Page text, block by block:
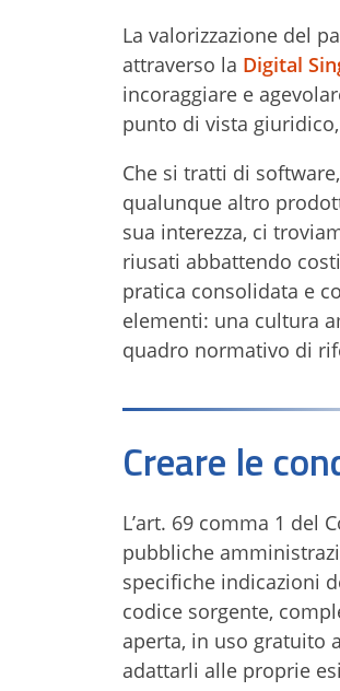
La valorizzazione del
attraverso la Digital
incoraggiare e
punto di vista
Che si tratti di
qualunque altro
sua interezza, ci
riusati abbattendo
pratica consolidata e
elementi: una cultura
quadro normativo di
Creare le
L’art. 69 comma 1 del
pubbliche
specifiche indicazioni
codice sorgente,
aperta, in uso gratuito
adattarli alle proprie